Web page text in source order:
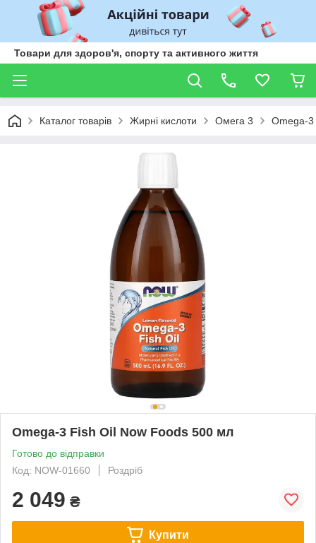
Товари для здоров'я, спорту та активного життя
Каталог товарів Жирні кислоти Омега 3 Omega-
Omega-3 Fish Oil Now Foods 500 мл
Готово до відправки
Код: NOW-01660
Роздріб
2 049 ₴
Купити